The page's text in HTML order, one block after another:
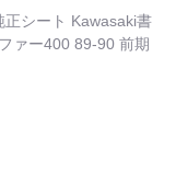
正シート Kawasaki書
ァー400 89-90 前期